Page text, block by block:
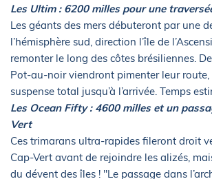
Les Ultim : 6200 milles pour une
Les géants des mers débuteront par une
l’hémisphère sud, direction l’île de
remonter le long des côtes brésiliennes.
Pot-au-noir viendront pimenter leur
suspense total jusqu’à l’arrivée. Temps
Les Ocean Fifty : 4600 milles et un
Vert
Ces trimarans ultra-rapides fileront droit
Cap-Vert avant de rejoindre les alizés,
du dévent des îles ! "Le passage dans